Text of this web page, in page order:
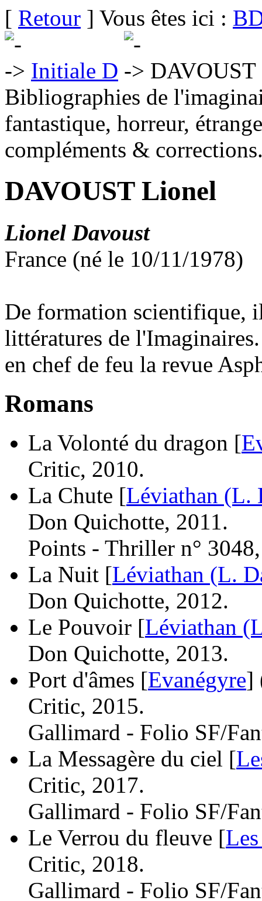
[ Retour ] Vous êtes ici :
Initiale D
Bibliographies de
fantastique, horreur,
compléments &
DAVOUST Lionel
Lionel Davoust
France (né le 10/11/1978)
De formation scientifique,
littératures de
en chef de feu la revue
Romans
La Volonté du dragon [
Critic, 2010.
La Chute [Léviathan (L.
Don Quichotte, 2011.
Points - Thriller n°
La Nuit [Léviathan (L.
Don Quichotte, 2012.
Le Pouvoir [Léviathan
Don Quichotte, 2013.
Port d'âmes [Evanégyre]
Critic, 2015.
Gallimard - Folio SF/
La Messagère du ciel [
Critic, 2017.
Gallimard - Folio SF/
Le Verrou du fleuve [
Critic, 2018.
Gallimard - Folio SF/